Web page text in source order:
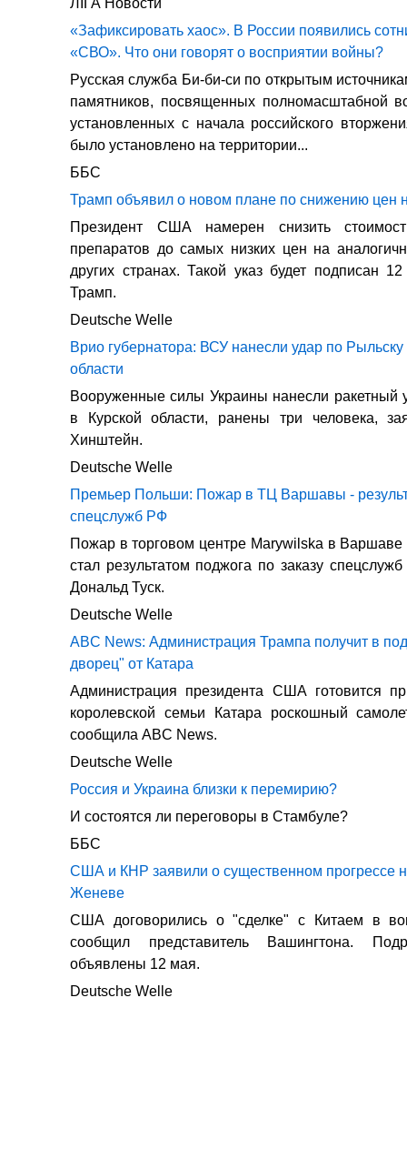
«Зафиксировать хаос». В России появились
«СВО». Что они говорят о восприятии войны?
Русская служба Би-би-си по открытым
памятников, посвященных полномасштабной
установленных с начала российского
было установлено на территории...
ББС
Трамп объявил о новом плане по снижению цен
Президент США намерен снизить
препаратов до самых низких цен на
других странах. Такой указ будет подписан
Трамп.
Deutsche Welle
Врио губернатора: ВСУ нанесли удар по Рыльску
области
Вооруженные силы Украины нанесли ракетный
в Курской области, ранены три человека,
Хинштейн.
Deutsche Welle
Премьер Польши: Пожар в ТЦ Варшавы -
спецслужб РФ
Пожар в торговом центре Marywilska в Варшаве
стал результатом поджога по заказу
Дональд Туск.
Deutsche Welle
ABC News: Администрация Трампа получит в
дворец" от Катара
Администрация президента США готовится
королевской семьи Катара роскошный
сообщила ABC News.
Deutsche Welle
Россия и Украина близки к перемирию?
И состоятся ли переговоры в Стамбуле?
ББС
США и КНР заявили о существенном прогрессе
Женеве
США договорились о "сделке" с Китаем в
сообщил представитель Вашингтона.
объявлены 12 мая.
Deutsche Welle